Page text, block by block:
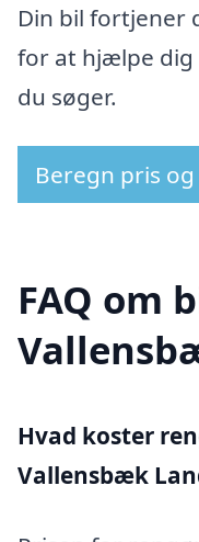
Din bil fortjener
for at hjælpe dig
du søger.
Beregn pris
FAQ om
Hvad koster
Vallensbæk